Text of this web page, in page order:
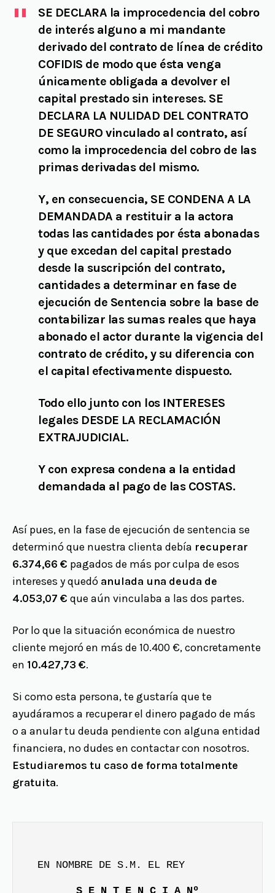
SE DECLARA la improcedencia del cobro
de interés alguno a mi mandante
derivado del contrato de línea de crédito
COFIDIS de modo que ésta venga
únicamente obligada a devolver el
capital prestado sin intereses. SE
DECLARA LA NULIDAD DEL CONTRATO
DE SEGURO vinculado al contrato, así
como la improcedencia del cobro de las
primas derivadas del mismo.
Y, en consecuencia, SE CONDENA A LA
DEMANDADA a restituir a la actora
todas las cantidades por ésta abonadas
y que excedan del capital prestado
desde la suscripción del contrato,
cantidades a determinar en fase de
ejecución de Sentencia sobre la base de
contabilizar las sumas reales que haya
abonado el actor durante la vigencia del
contrato de crédito, y su diferencia con
el capital efectivamente dispuesto.
Todo ello junto con los INTERESES
legales DESDE LA RECLAMACIÓN
EXTRAJUDICIAL.
Y con expresa condena a la entidad
demandada al pago de las COSTAS.
Así pues, en la fase de ejecución de sentencia se
determinó que nuestra clienta debía recuperar
6.374,66 € pagados de más por culpa de esos
intereses y quedó anulada una deuda de
4.053,07 € que aún vinculaba a las dos partes.
Por lo que la situación económica de nuestro
cliente mejoró en más de 10.400 €, concretamente
en 10.427,73 €.
Si como esta persona, te gustaría que te
ayudáramos a recuperar el dinero pagado de más
o a anular tu deuda pendiente con alguna entidad
financiera, no dudes en contactar con nosotros.
Estudiaremos tu caso de forma totalmente
gratuita.
EN NOMBRE DE S.M. EL REY